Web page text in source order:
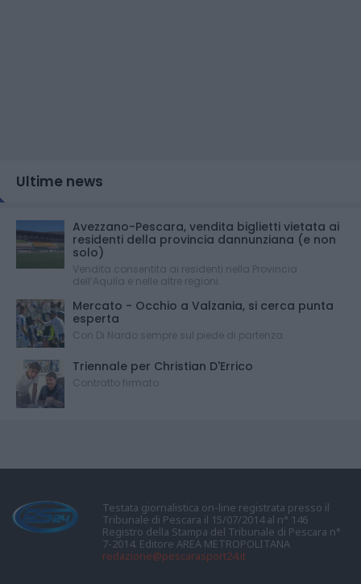
Ultime news
Avezzano-Pescara, vendita biglietti vietata ai
residenti della provincia dannunziana (e non
solo)
Vendita consentita ai residenti nella Provincia
dell’Aquila e nelle altre regioni.
Mercato - Occhio a Valzania, si cerca punta
esperta
Con Di Nardo sempre sul piede di partenza...
Triennale per Christian D'Errico
Contratto firmato
Testata giornalistica on-line registrata presso il
Tribunale di Pescara il 15/07/2014 al n° 146
Registro della Stampa del Tribunale di Pescara n°
7-2014. Editore AREA METROPOLITANA
redazione@pescarasport24.it